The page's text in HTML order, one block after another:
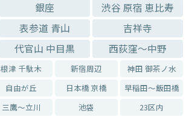
銀座
渋谷 原宿 恵比寿
表参道 青山
吉祥寺
代官山 中目黒
西荻窪～中野
根津 千駄木 新宿周辺
神田 御茶ノ水
自由が丘 日本橋 京橋
早稲田～飯田橋
三鷹～立川 池袋
23区内